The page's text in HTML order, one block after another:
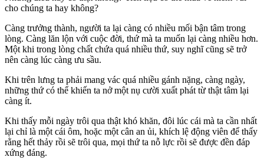
cho chúng ta hay không?
Càng trưởng thành, người ta lại càng có nhiều mối bận tâm trong
lòng. Càng lăn lộn với cuộc đời, thứ mà ta muốn lại càng nhiều hơn.
Một khi trong lòng chất chứa quá nhiều thứ, suy nghĩ cũng sẽ trở
nên càng lúc càng ưu sầu.
Khi trên lưng ta phải mang vác quá nhiều gánh nặng, càng ngày,
những thứ có thể khiến ta nở một nụ cười xuất phát từ thật tâm lại
càng ít.
Khi thấy mỗi ngày trôi qua thật khó khăn, đôi lúc cái mà ta cần nhất
lại chỉ là một cái ôm, hoặc một cân an ủi, khích lệ động viên để thấy
rằng hết thảy rồi sẽ trôi qua, mọi thứ ta nỗ lực rồi sẽ được đền đáp
xứng đáng.